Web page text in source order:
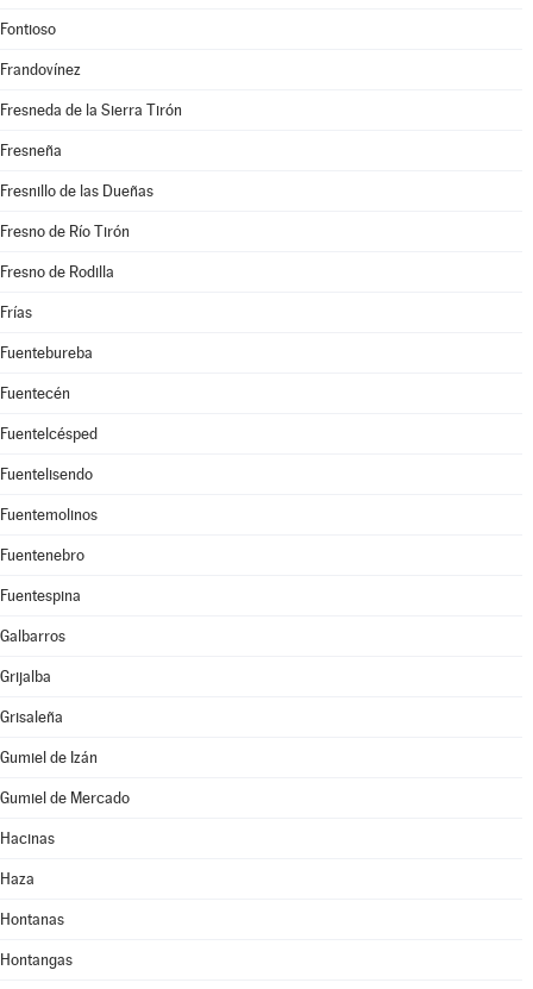
Fontioso
Frandovínez
Fresneda de la Sierra Tirón
Fresneña
Fresnillo de las Dueñas
Fresno de Río Tirón
Fresno de Rodilla
Frías
Fuentebureba
Fuentecén
Fuentelcésped
Fuentelisendo
Fuentemolinos
Fuentenebro
Fuentespina
Galbarros
Grijalba
Grisaleña
Gumiel de Izán
Gumiel de Mercado
Hacinas
Haza
Hontanas
Hontangas